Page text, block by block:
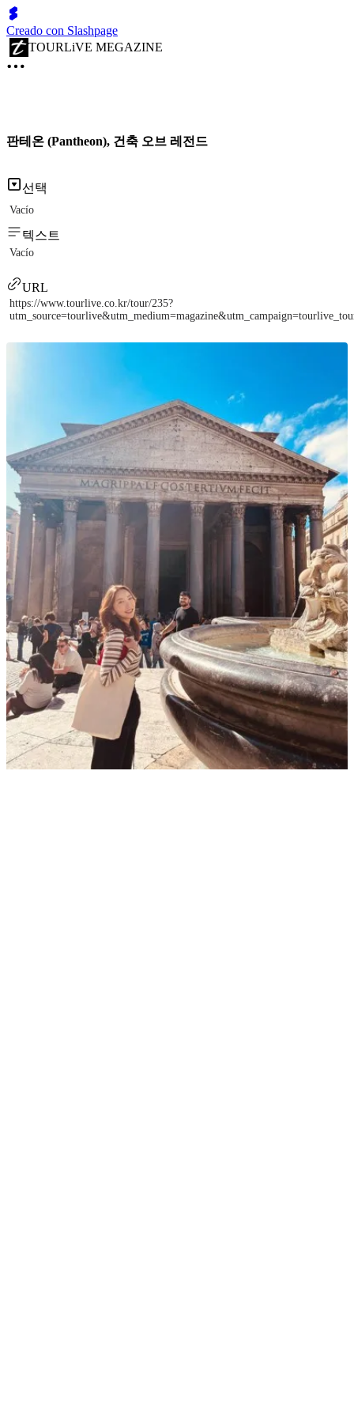
Creado con Slashpage
TOURLiVE MEGAZINE
판테온 (Pantheon), 건축 오브 레전드
선택
Vacío
텍스트
Vacío
URL
https://www.tourlive.co.kr/tour/235?